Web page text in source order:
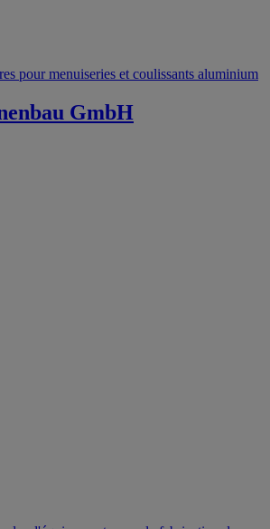
pour menuiseries et coulissants aluminium
GmbH